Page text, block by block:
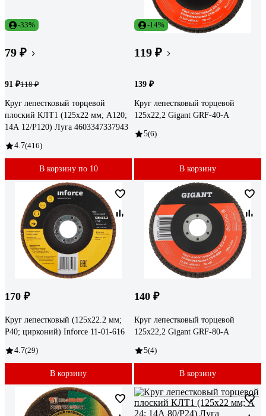
-33%
79 ₽
91 ₽118 ₽
Круг лепестковый торцевой
плоский КЛТ1 (125х22 мм; А120;
14А 12/Р120) Луга 4603347337943
4.7(416)
В корзину по 10
-14%
119 ₽
139 ₽
Круг лепестковый торцевой
125x22,2 Gigant GRF-40-А
5(6)
В корзину
170 ₽
Круг лепестковый (125x22.2 мм;
P40; цирконий) Inforce 11-01-616
4.7(29)
В корзину
140 ₽
Круг лепестковый торцевой
125x22,2 Gigant GRF-80-А
5(4)
В корзину